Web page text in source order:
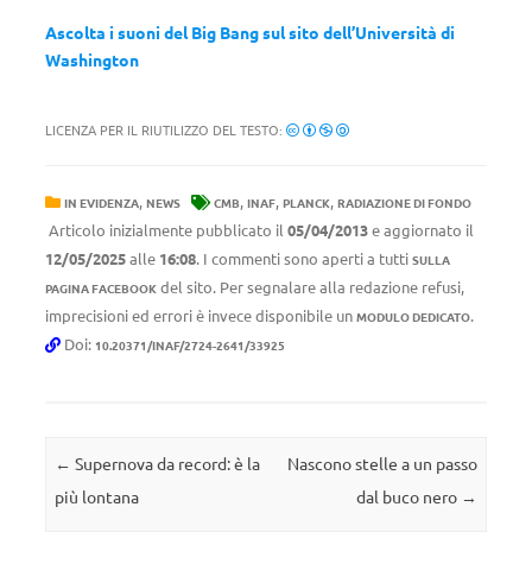
Ascolta i suoni del Big Bang sul sito dell’Università di
Washington
LICENZA PER IL RIUTILIZZO DEL TESTO:
IN EVIDENZA, NEWS CMB, INAF, PLANCK, RADIAZIONE DI FONDO
Articolo inizialmente pubblicato il 05/04/2013e aggiornato il
12/05/2025alle 16:08. I commenti sono aperti a tutti SULLA
PAGINA FACEBOOK del sito. Per segnalare alla redazione refusi,
imprecisioni ed errori è invece disponibile un MODULO DEDICATO.
Doi: 10.20371/INAF/2724-2641/33925
Navigazione articolo
← Supernova da record: è la
più lontana
Nascono stelle a un passo
dal buco nero →